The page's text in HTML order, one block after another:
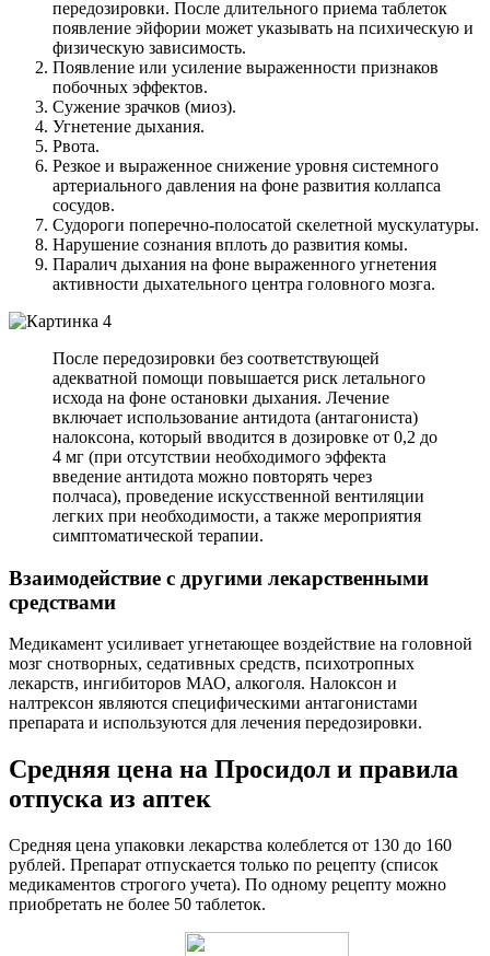
передозировки. После длительного приема таблеток
появление эйфории может указывать на психическую и
физическую зависимость.
Появление или усиление выраженности признаков
побочных эффектов.
Сужение зрачков (миоз).
Угнетение дыхания.
Рвота.
Резкое и выраженное снижение уровня системного
артериального давления на фоне развития коллапса
сосудов.
Судороги поперечно-полосатой скелетной мускулатуры.
Нарушение сознания вплоть до развития комы.
Паралич дыхания на фоне выраженного угнетения
активности дыхательного центра головного мозга.
После передозировки без соответствующей
адекватной помощи повышается риск летального
исхода на фоне остановки дыхания. Лечение
включает использование антидота (антагониста)
налоксона, который вводится в дозировке от 0,2 до
4 мг (при отсутствии необходимого эффекта
введение антидота можно повторять через
полчаса), проведение искусственной вентиляции
легких при необходимости, а также мероприятия
симптоматической терапии.
Взаимодействие с другими лекарственными
средствами
Медикамент усиливает угнетающее воздействие на головной
мозг снотворных, седативных средств, психотропных
лекарств, ингибиторов МАО, алкоголя. Налоксон и
налтрексон являются специфическими антагонистами
препарата и используются для лечения передозировки.
Средняя цена на Просидол и правила
отпуска из аптек
Средняя цена упаковки лекарства колеблется от 130 до 160
рублей. Препарат отпускается только по рецепту (список
медикаментов строгого учета). По одному рецепту можно
приобретать не более 50 таблеток.